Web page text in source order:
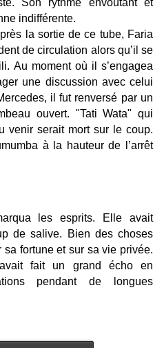
Son rythme envoûtant et
indifférente.
la sortie de ce tube, Faria
de circulation alors qu’il se
Au moment où il s’engagea
une discussion avec celui
il fut renversé par un
ouvert. "Tati Wata" qui
venir serait mort sur le coup.
à la hauteur de l’arrêt
les esprits. Elle avait
de salive. Bien des choses
fortune et sur sa vie privée.
fait un grand écho en
pendant de longues